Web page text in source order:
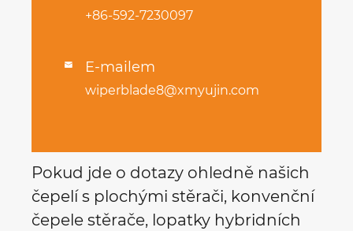
+86-592-7230097
 E-mailem
wiperblade8@xmyujin.com
Pokud jde o dotazy ohledně našich
čepelí s plochými stěrači, konvenční
čepele stěrače, lopatky hybridních